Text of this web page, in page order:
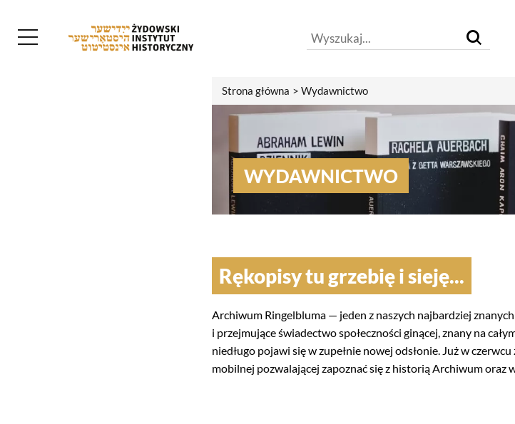
Strona główna Wydawnictwo
WYDAWNICTWO
Rękopisy tu grzebię i sieję...
Archiwum Ringelbluma — jeden z naszych najbardziej
i przejmujące świadectwo społeczności ginącej, znany na
niedługo pojawi się w zupełnie nowej odsłonie. Już w
mobilnej pozwalającej zapoznać się z historią Archiwum oraz